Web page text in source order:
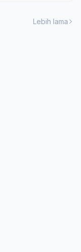
Lebih lama